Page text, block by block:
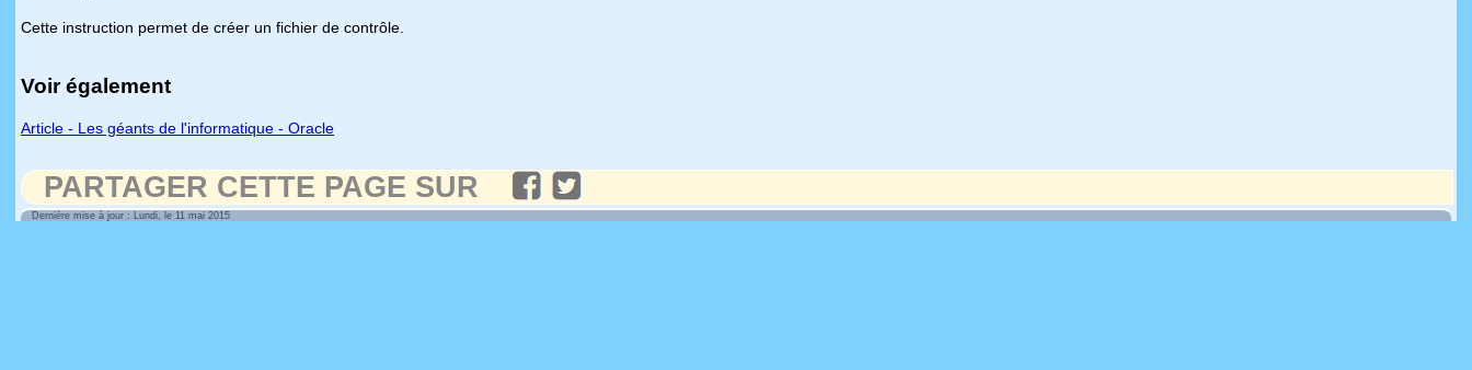
Cette instruction permet de créer un fichier de contrôle.
Voir également
Article - Les géants de l'informatique - Oracle
PARTAGER CETTE PAGE SUR
Dernière mise à jour : Lundi, le 11 mai 2015